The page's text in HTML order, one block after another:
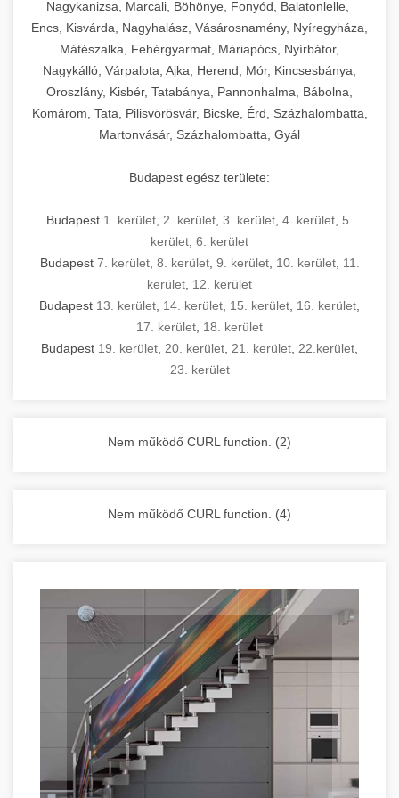
Ipari sütők és gőzpárolók katalógusa -
chef-iparikonyhagepek.hu
berendezések
használatot, miközben megfelel az összes
higiéniai előírásnak.
Ipari hűtőberendezések széles
választéka - chef-iparikonyhagepek.hu
kereskedelmi hűtőegység és hűtőkamra rendszerek
hőmérsékletet és vízminőséget figyelő
rendszerekkel, valamint energiatakarékos
technológiával rendelkeznek. A rozsdamentes
acél konstrukció és a könnyen hozzáférhető
karbantartási pontok biztosítják a hosszú
élettartamot és az egyszerű üzemeltetést.
Ipari mosogatógépek teljes kínálata -
kereskedelmi mosogatógép és tisztítóberendezések
tisztíthatók, szétszerelhetők és karbantarthatók,
megfelelnek az összes élelmiszer-biztonsági
előírásnak. Különböző teljesítményű modellek
állnak rendelkezésre asztali és állványos
kivitelben, az egyedi igények és a
feldolgozandó mennyiségek függvényében.
Biztonságos kezelést biztosító védőburkolatok
számára.
Sajtreszelő gépek szakmai választéka -
chef-iparikonyhagepek.hu
kereskedelmi sajtreszelő és aprítógépek
berendezést magában foglal, amely szükséges
egy modern, hatékonyan működő
kereskedelmi konyha komplett felszereléséhez
és működtetéséhez. Az alapvető
főzőberendezésektől (tűzhelyek, sütők,
grillsütők, frittőzök) kezdve a speciális
feldolgozógépeken (szeletelők, aprítók,
kiegészítő eszközökig mindent egy helyen
megtalál. Szakértő tanácsadóink segítenek a
megfelelő berendezések kiválasztásában, a
konyha optimális elrendezésének
megtervezésében, valamint a telepítés és az
üzembe helyezés koordinálásában. Hosszú távú
garancia, gyors szerviz és folyamatos műszaki
támogatás biztosítja az Ön nyugalmát és
Nagykonyhai berendezések komplett
Nagykanizsa, Marcali, Böhönye, Fonyód, Balatonlelle,
Encs, Kisvárda, Nagyhalász, Vásárosnamény, Nyíregyháza,
Mátészalka, Fehérgyarmat, Máriapócs, Nyírbátor,
Nagykálló, Várpalota, Ajka, Herend, Mór, Kincsesbánya,
Oroszlány, Kisbér, Tatabánya, Pannonhalma, Bábolna,
Komárom, Tata, Pilisvörösvár, Bicske, Érd, Százhalombatta,
Martonvásár, Százhalombatta, Gyál
Budapest egész területe:
Budapest 1. kerület 2. kerület 3. kerület 4. kerület 5.
kerület 6. kerület
Budapest 7. kerület, 8. kerület, 9. kerület, 10. kerület, 11.
kerület 12. kerület
Budapest 13. kerület 14. kerület 15. kerület 16. kerület
17. kerület 18. kerület
Budapest 19. kerület 20. kerület 21. kerület 22.kerület
23. kerület
Nem működő CURL function. (2)
Nem működő CURL function. (4)